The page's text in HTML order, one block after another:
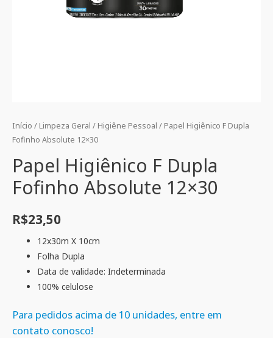
Início / Limpeza Geral / Higiêne Pessoal / Papel Higiênico F Dupla
Fofinho Absolute 12×30
Papel Higiênico F Dupla
Fofinho Absolute 12×30
R$23,50
12x30m X 10cm
Folha Dupla
Data de validade: Indeterminada
100% celulose
Para pedidos acima de 10 unidades, entre em
contato conosco!